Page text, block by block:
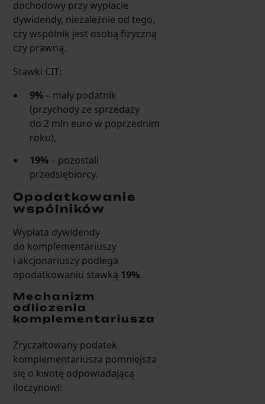
dochodowy przy wypłacie
dywidendy, niezależnie od tego,
czy wspólnik jest osobą fizyczną
czy prawną.
Stawki CIT:
9% – mały podatnik
(przychody ze sprzedaży
do 2 mln euro w poprzednim
roku),
19% – pozostali
przedsiębiorcy.
Opodatkowanie
wspólników
Wypłata dywidendy
do komplementariuszy
i akcjonariuszy podlega
opodatkowaniu stawką 19%.
Mechanizm
odliczenia
komplementariusza
Zryczałtowany podatek
komplementariusza pomniejsza
się o kwotę odpowiadającą
iloczynowi: